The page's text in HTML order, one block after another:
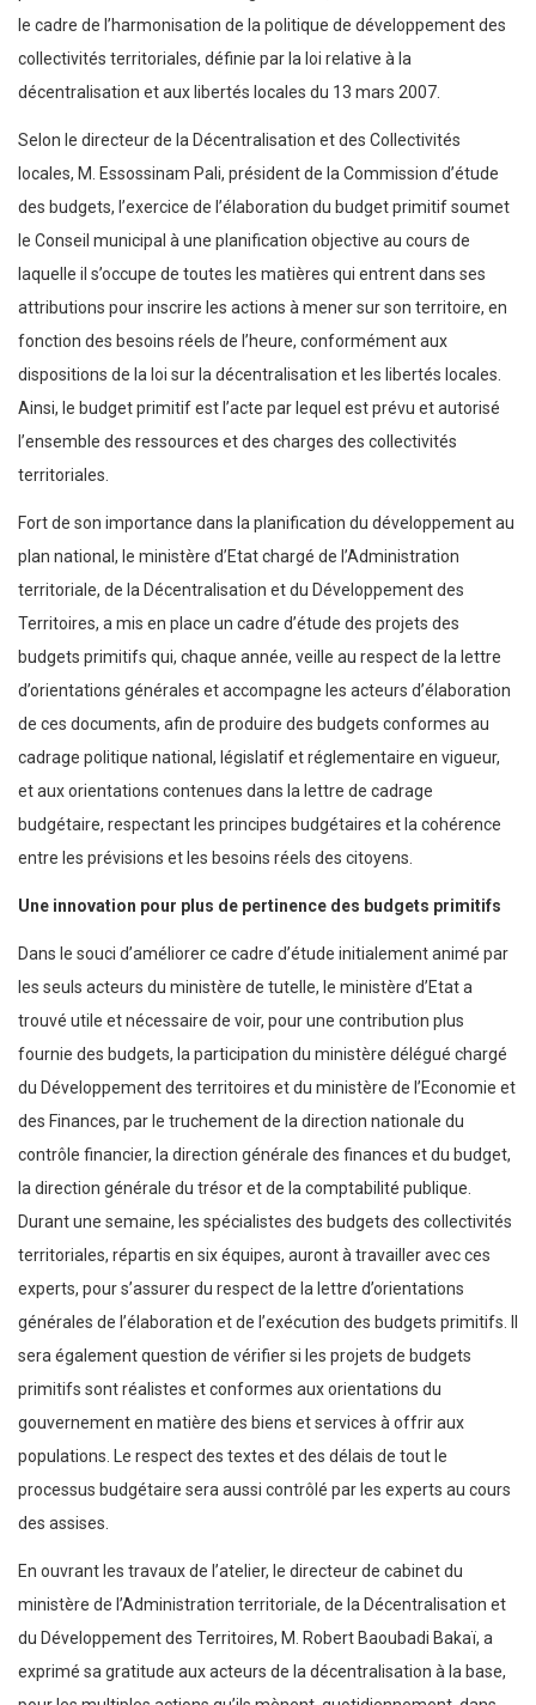
le cadre de l’harmonisation de la politique de développement des
collectivités territoriales, définie par la loi relative à la
décentralisation et aux libertés locales du 13 mars 2007.
Selon le directeur de la Décentralisation et des Collectivités
locales, M. Essossinam Pali, président de la Commission d’étude
des budgets, l’exercice de l’élaboration du budget primitif soumet
le Conseil municipal à une planification objective au cours de
laquelle il s’occupe de toutes les matières qui entrent dans ses
attributions pour inscrire les actions à mener sur son territoire, en
fonction des besoins réels de l’heure, conformément aux
dispositions de la loi sur la décentralisation et les libertés locales.
Ainsi, le budget primitif est l’acte par lequel est prévu et autorisé
l’ensemble des ressources et des charges des collectivités
territoriales.
Fort de son importance dans la planification du développement au
plan national, le ministère d’Etat chargé de l’Administration
territoriale, de la Décentralisation et du Développement des
Territoires, a mis en place un cadre d’étude des projets des
budgets primitifs qui, chaque année, veille au respect de la lettre
d’orientations générales et accompagne les acteurs d’élaboration
de ces documents, afin de produire des budgets conformes au
cadrage politique national, législatif et réglementaire en vigueur,
et aux orientations contenues dans la lettre de cadrage
budgétaire, respectant les principes budgétaires et la cohérence
entre les prévisions et les besoins réels des citoyens.
Une innovation pour plus de pertinence des budgets primitifs
Dans le souci d’améliorer ce cadre d’étude initialement animé par
les seuls acteurs du ministère de tutelle, le ministère d’Etat a
trouvé utile et nécessaire de voir, pour une contribution plus
fournie des budgets, la participation du ministère délégué chargé
du Développement des territoires et du ministère de l’Economie et
des Finances, par le truchement de la direction nationale du
contrôle financier, la direction générale des finances et du budget,
la direction générale du trésor et de la comptabilité publique.
Durant une semaine, les spécialistes des budgets des collectivités
territoriales, répartis en six équipes, auront à travailler avec ces
experts, pour s’assurer du respect de la lettre d’orientations
générales de l’élaboration et de l’exécution des budgets primitifs. Il
sera également question de vérifier si les projets de budgets
primitifs sont réalistes et conformes aux orientations du
gouvernement en matière des biens et services à offrir aux
populations. Le respect des textes et des délais de tout le
processus budgétaire sera aussi contrôlé par les experts au cours
des assises.
En ouvrant les travaux de l’atelier, le directeur de cabinet du
ministère de l’Administration territoriale, de la Décentralisation et
du Développement des Territoires, M. Robert Baoubadi Bakaï, a
exprimé sa gratitude aux acteurs de la décentralisation à la base,